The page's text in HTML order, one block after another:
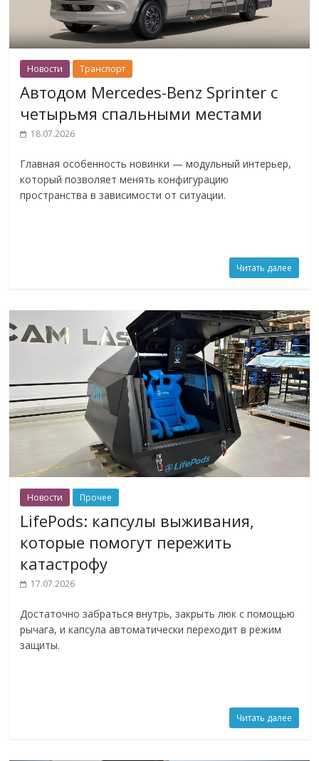
Новости Транспорт
Автодом Mercedes-Benz Sprinter с
четырьмя спальными местами
18.07.2026
Главная особенность новинки — модульный интерьер,
который позволяет менять конфигурацию
пространства в зависимости от ситуации.
Читать далее
Новости Прочее
LifePods: капсулы выживания,
которые помогут пережить
катастрофу
17.07.2026
Достаточно забраться внутрь, закрыть люк с помощью
рычага, и капсула автоматически переходит в режим
защиты.
Читать далее